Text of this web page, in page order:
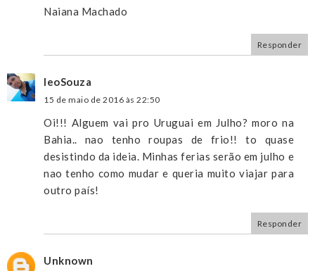
Naiana Machado
Responder
leoSouza
15 de maio de 2016 às 22:50
Oi!!! Alguem vai pro Uruguai em Julho? moro na
Bahia.. nao tenho roupas de frio!! to quase
desistindo da ideia. Minhas ferias serão em julho e
nao tenho como mudar e queria muito viajar para
outro país!
Responder
Unknown